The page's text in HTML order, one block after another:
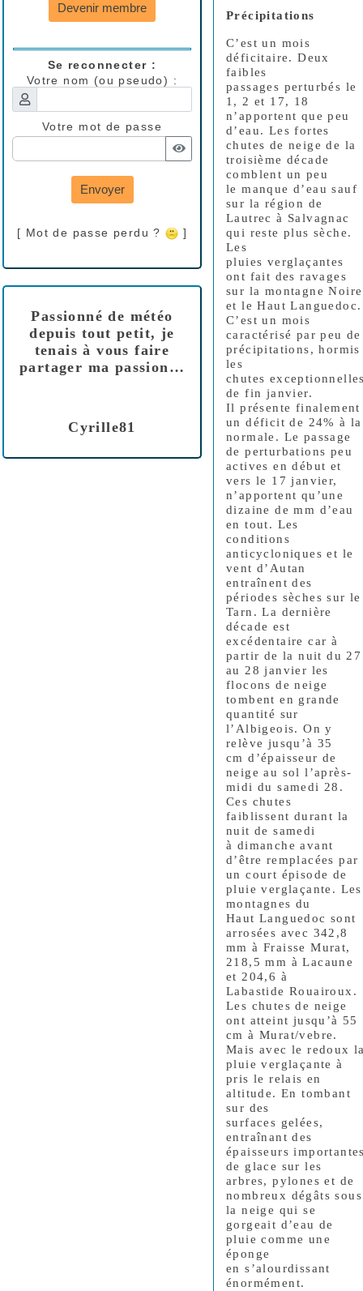
Devenir membre
Se reconnecter :
Votre nom (ou pseudo) :
Votre mot de passe
Envoyer
[ Mot de passe perdu ? ]
Passionné de météo
depuis tout petit, je
tenais à vous faire
partager ma passion…
Cyrille81
Précipitations
C’est un mois
déficitaire. Deux
faibles
passages perturbés le
1, 2 et 17, 18
n’apportent que peu
d’eau. Les fortes
chutes de neige de la
troisième décade
comblent un peu
le manque d’eau sauf
sur la région de
Lautrec à Salvagnac
qui reste plus sèche.
Les
pluies verglaçantes
ont fait des ravages
sur la montagne Noire
et le Haut Languedoc.
C’est un mois
caractérisé par peu de
précipitations, hormis
les
chutes
de fin janvier.
Il présente finalement
un déficit de 24% à la
normale. Le passage
de perturbations peu
actives en début et
vers le 17 janvier,
n’apportent qu’une
dizaine de mm d’eau
en tout. Les
conditions
anticycloniques et le
vent d’Autan
entraînent des
périodes sèches sur le
Tarn. La dernière
décade est
excédentaire car à
partir de la nuit du 27
au 28 janvier les
flocons de neige
tombent en grande
quantité sur
l’Albigeois. On y
relève jusqu’à 35
cm d’épaisseur de
neige au sol l’après-
midi du samedi 28.
Ces chutes
faiblissent durant la
nuit de samedi
à dimanche avant
d’être remplacées par
un court épisode de
pluie verglaçante. Les
montagnes du
Haut Languedoc sont
arrosées avec 342,8
mm à Fraisse Murat,
218,5 mm à Lacaune
et 204,6 à
Labastide Rouairoux.
Les chutes de neige
ont atteint jusqu’à 55
cm à Murat/vebre.
Mais avec le redoux
pluie verglaçante à
pris le relais en
altitude. En tombant
sur des
surfaces gelées,
entraînant des
épaisseurs
de glace sur les
arbres, pylones et de
nombreux dégâts sous
la neige qui se
gorgeait d’eau de
pluie comme une
éponge
en s’alourdissant
énormément.